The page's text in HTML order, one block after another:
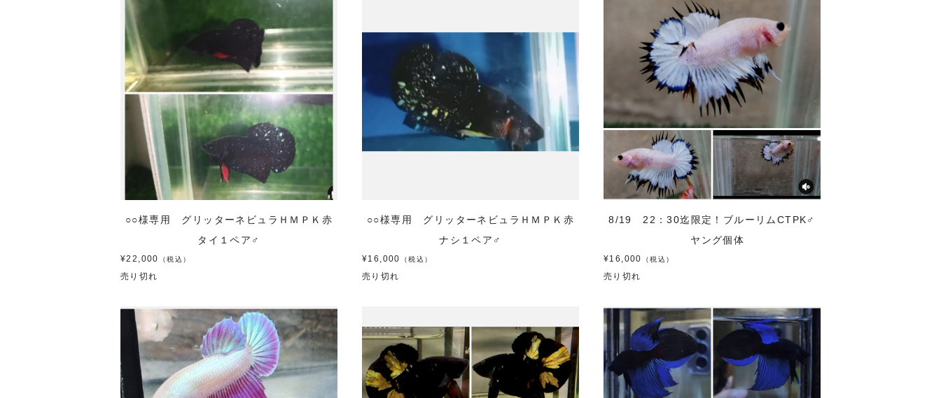
○○様専用 グリッターネビュラＨＭＰＫ赤
タイ１ペア♂
¥22,000 （税込）
売り切れ
○○様専用 グリッターネビュラＨＭＰＫ赤
ナシ１ペア♂
¥16,000 （税込）
売り切れ
8/19 22：30迄限定！ブルーリムCTPK♂
ヤング個体
¥16,000 （税込）
売り切れ